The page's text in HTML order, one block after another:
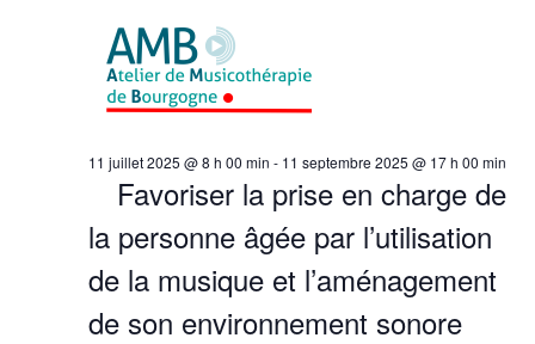
Favoriser la prise en charge de
la personne âgée par l’utilisation
de la musique et l’aménagement
de son environnement sonore
11 juillet 2025 @ 8 h 00 min - 11 septembre 2025 @ 17 h 00 min